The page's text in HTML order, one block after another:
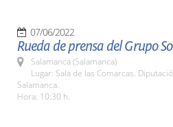
07/06/2022
Rueda de prensa del Grupo
Salamanca (Salamanca)
Lugar: Sala de las Comarcas.
Salamanca.
Hora: 10:30 h.